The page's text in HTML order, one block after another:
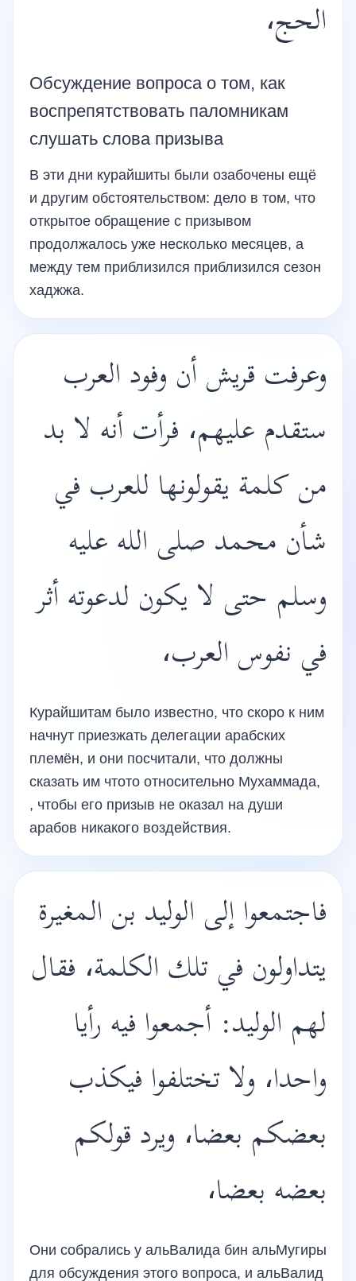
الحج،
Обсуждение вопроса о том, как
воспрепятствовать паломникам
слушать слова призыва
В эти дни курайшиты были озабочены ещё
и другим обстоятельством: дело в том, что
открытое обращение с призывом
продолжалось уже несколько месяцев, а
между тем приблизился приблизился сезон
хаджжа.
وعرفت قريش أن وفود العرب
ستقدم عليهم، فرأت أنه لا بد
من كلمة يقولونها للعرب في
شأن محمد صلى الله عليه
وسلم حتى لا يكون لدعوته أثر
في نفوس العرب،
Курайшитам было известно, что скоро к ним
начнут приезжать делегации арабских
племён, и они посчитали, что должны
сказать им чтото относительно Мухаммада,
, чтобы его призыв не оказал на души
арабов никакого воздействия.
فاجتمعوا إلى الوليد بن المغيرة
يتداولون في تلك الكلمة، فقال
لهم الوليد: أجمعوا فيه رأيا
واحدا، ولا تختلفوا فيكذب
بعضكم بعضا، ويرد قولكم
بعضه بعضا،
Они собрались у альВалида бин альМугиры
для обсуждения этого вопроса, и альВалид